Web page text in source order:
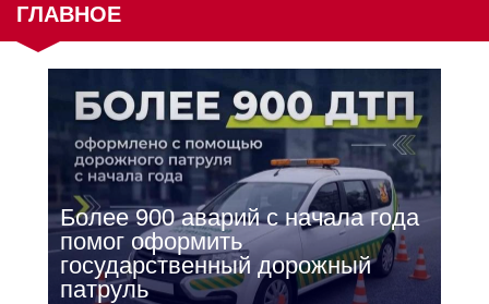
ГЛАВНОЕ
Более 900 аварий с начала года
помог оформить
государственный дорожный
патруль